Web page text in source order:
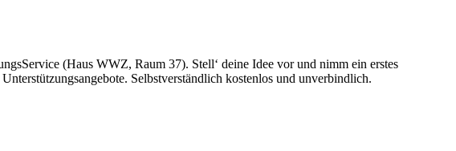
(Haus WWZ, Raum 37). Stell‘ deine Idee vor und nimm ein erstes
Selbstverständlich kostenlos und unverbindlich.